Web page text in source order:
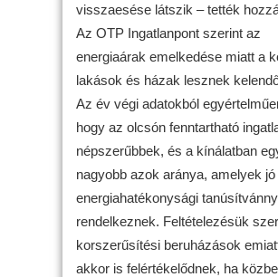
visszaesése látszik – tették
Az OTP Ingatlanpont szerint az
energiaárak emelkedése miatt a
lakások és házak lesznek
Az év végi adatokból
hogy az olcsón fenntartható
népszerűbbek, és a kínálatban
nagyobb azok aránya, amelyek jó
energiahatékonysági
rendelkeznek. Feltételezésük
korszerűsítési beruházások
akkor is felértékelődnek, ha